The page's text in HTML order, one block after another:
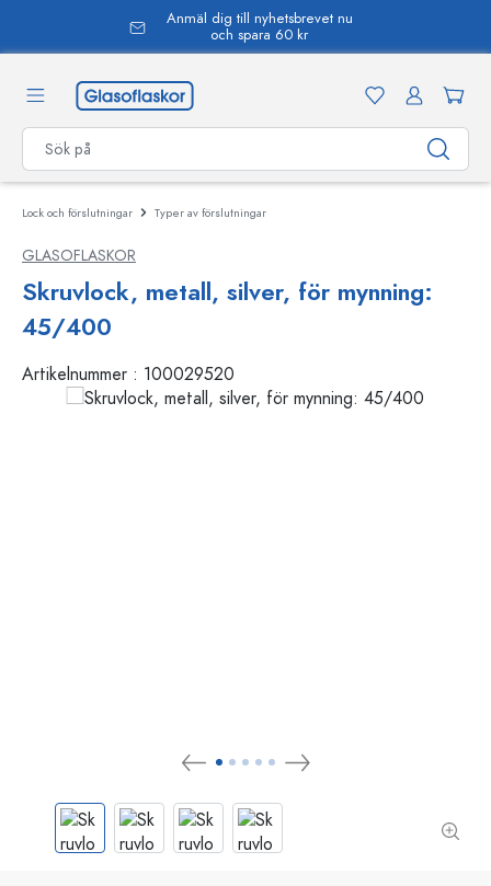
Anmäl dig till nyhetsbrevet nu
och spara 60 kr
Lock och förslutningar Typer av förslutningar
GLASOFLASKOR
Skruvlock, metall, silver, för mynning:
45/400
Artikelnummer : 100029520